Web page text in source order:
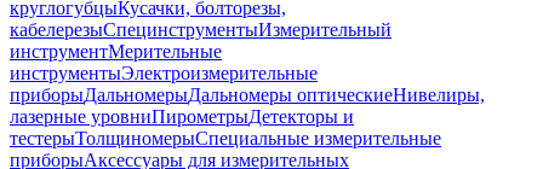
круглогубцыКусачки, болторезы,
кабелерезыСпецинструментыИзмерительный
инструментМерительные
инструментыЭлектроизмерительные
приборыДальномерыДальномеры оптическиеНивелиры,
лазерные уровниПирометрыДетекторы и
тестерыТолщиномерыСпециальные измерительные
приборыАксессуары для измерительных